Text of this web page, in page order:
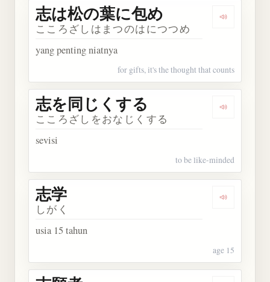
Dengarkan
志は松の葉に包め
こころざしはまつのはにつつめ
yang penting niatnya
for gifts, it's the thought that counts
Dengarkan
志を同じくする
こころざしをおなじくする
sevisi
to be like-minded
Dengarkan
志学
しがく
usia 15 tahun
age 15